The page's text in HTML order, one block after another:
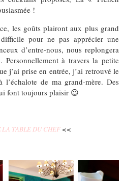
!
les goûts plairont aux plus grand
pour ne pas apprécier une
d’entre-nous, nous replongera
Personnellement à travers la petite
j’ai prise en entrée, j’ai retrouvé le
de ma grand-mère. Des
font toujours plaisir 😉
LA TABLE DU CHEF<<